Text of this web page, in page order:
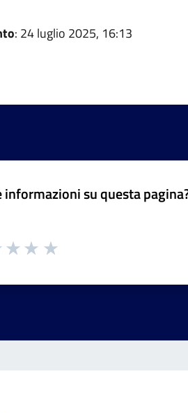
: 24 luglio 2025, 16:13
informazioni su questa